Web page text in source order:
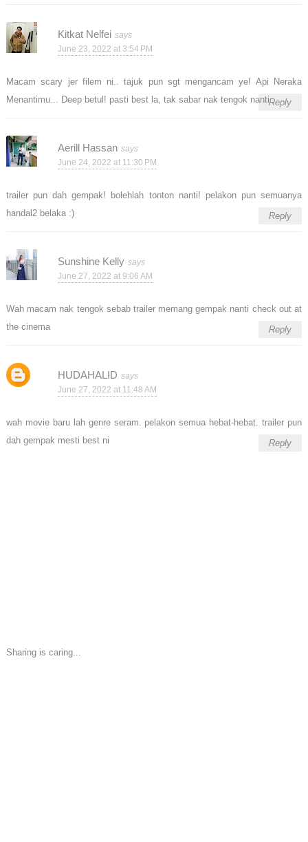
Kitkat Nelfei
June 23, 2022 at 3:54 PM
Macam scary jer filem ni.. tajuk pun sgt mengancam ye! Api Neraka
Menantimu... Deep betul! pasti best la, tak sabar nak tengok nanti..Reply
Aerill Hassan
June 24, 2022 at 11:30 PM
trailer pun dah gempak! bolehlah tonton nanti! pelakon pun semuanya
handal2 belaka :)
Reply
Sunshine Kelly
June 27, 2022 at 9:06 AM
Wah macam nak tengok sebab trailer memang gempak nanti check out at
the cinema
Reply
HUDAHALID
June 27, 2022 at 11:48 AM
wah movie baru lah genre seram. pelakon semua hebat-hebat. trailer pun
dah gempak mesti best ni
Reply
Sharing is caring...